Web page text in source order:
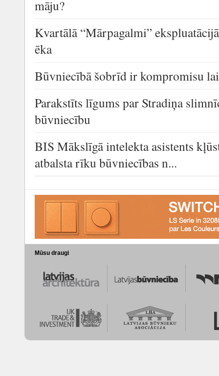
māju?
Kvartālā “Mārpagalmi”
ēka
Būvniecībā šobrīd ir kompromisu
Parakstīts līgums par Stradiņa
būvniecību
BIS Mākslīgā intelekta asistents
atbalsta rīku būvniecības n...
Mūsu draugi